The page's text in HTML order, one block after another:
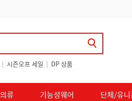
| 시즌오프 세일 | DP 상품
의류 기능성웨어 단체/유